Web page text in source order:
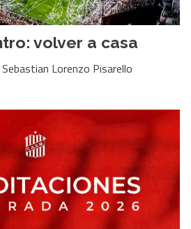
volver a casa
Sebastian Lorenzo Pisarello